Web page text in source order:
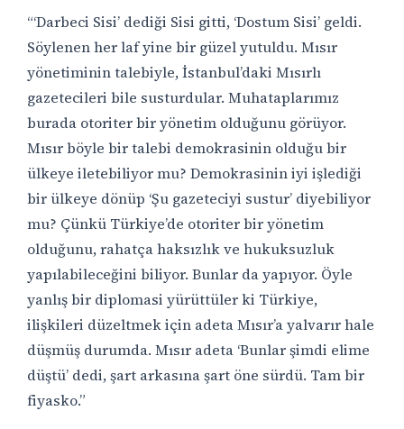
“‘Darbeci Sisi’ dediği Sisi gitti, ‘Dostum Sisi’ geldi.
Söylenen her laf yine bir güzel yutuldu. Mısır
yönetiminin talebiyle, İstanbul’daki Mısırlı
gazetecileri bile susturdular. Muhataplarımız
burada otoriter bir yönetim olduğunu görüyor.
Mısır böyle bir talebi demokrasinin olduğu bir
ülkeye iletebiliyor mu? Demokrasinin iyi işlediği
bir ülkeye dönüp ‘Şu gazeteciyi sustur’ diyebiliyor
mu? Çünkü Türkiye’de otoriter bir yönetim
olduğunu, rahatça haksızlık ve hukuksuzluk
yapılabileceğini biliyor. Bunlar da yapıyor. Öyle
yanlış bir diplomasi yürüttüler ki Türkiye,
ilişkileri düzeltmek için adeta Mısır’a yalvarır hale
düşmüş durumda. Mısır adeta ‘Bunlar şimdi elime
düştü’ dedi, şart arkasına şart öne sürdü. Tam bir
fiyasko.”